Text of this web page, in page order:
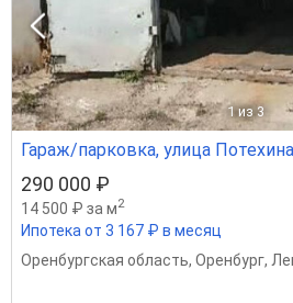
1 из 3
Гараж/парковка, улица
290 000 ₽
14 500 ₽ за м2
Ипотека от 3 167 ₽ в месяц
Оренбургская область, Оренбург,